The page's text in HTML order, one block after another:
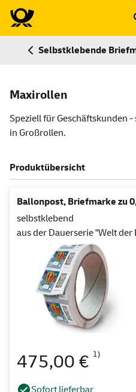
Selbstklebende
Maxirollen
Speziell für Geschäftskunden
in Großrollen.
Produktübersicht
Ballonpost, Briefmarke zu
selbstklebend
aus der Dauerserie "Welt der
475,00 € 1)